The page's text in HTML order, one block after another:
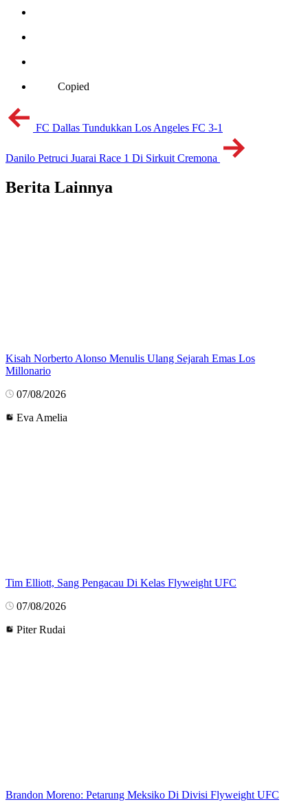
Copied
FC Dallas Tundukkan Los Angeles FC 3-1
Danilo Petruci Juarai Race 1 Di Sirkuit Cremona
Berita Lainnya
Kisah Norberto Alonso Menulis Ulang Sejarah Emas Los
Millonario
07/08/2026
Eva Amelia
Tim Elliott, Sang Pengacau Di Kelas Flyweight UFC
07/08/2026
Piter Rudai
Brandon Moreno: Petarung Meksiko Di Divisi Flyweight UFC